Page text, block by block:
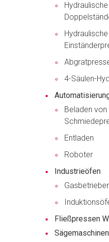
Hydraulische
Hydraulische
4-Säulen-
Beladen von
Entladen
Roboter
Industrieöfen
Fließpressen
Sägemaschinen